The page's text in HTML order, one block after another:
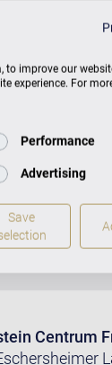
Freie
Centrum
to improve our
experience. For
Performance
Advertising
Save